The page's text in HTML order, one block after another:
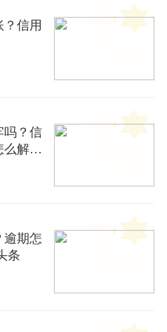
信用
吗？信
么解
逾期怎
条